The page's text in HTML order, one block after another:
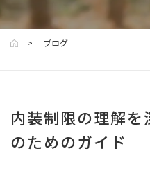
ブログ
内装制限の理解
のためのガイド